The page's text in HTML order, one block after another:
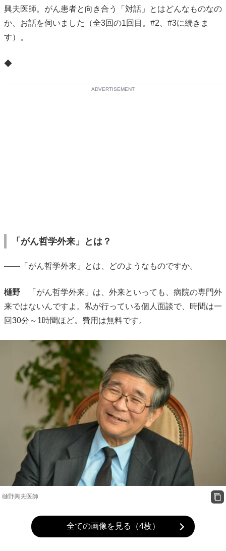
興夫医師。がん患者と向き合う「対話」とはどんなものなの
か、お話を伺いました（全3回の1回目。#2、#3に続きま
す）。
◆
ADVERTISEMENT
「がん哲学外来」とは？
――「がん哲学外来」とは、どのようなものですか。
樋野
「がん哲学外来」は、外来といっても、病院の専門外
来ではないんですよ。私が行っている個人面談で、時間は一
回30分～1時間ほど。費用は無料です。
樋野興夫医師
全ての画像を見る（4枚）